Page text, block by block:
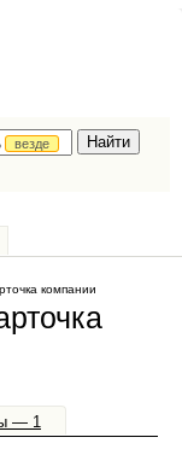
везде
компании
— 1